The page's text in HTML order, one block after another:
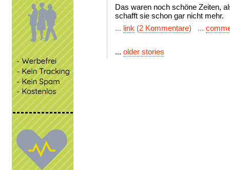
Das waren noch schöne Zeiten,
schafft sie schon gar nicht mehr.
... link (2 Kommentare) ...
... older stories